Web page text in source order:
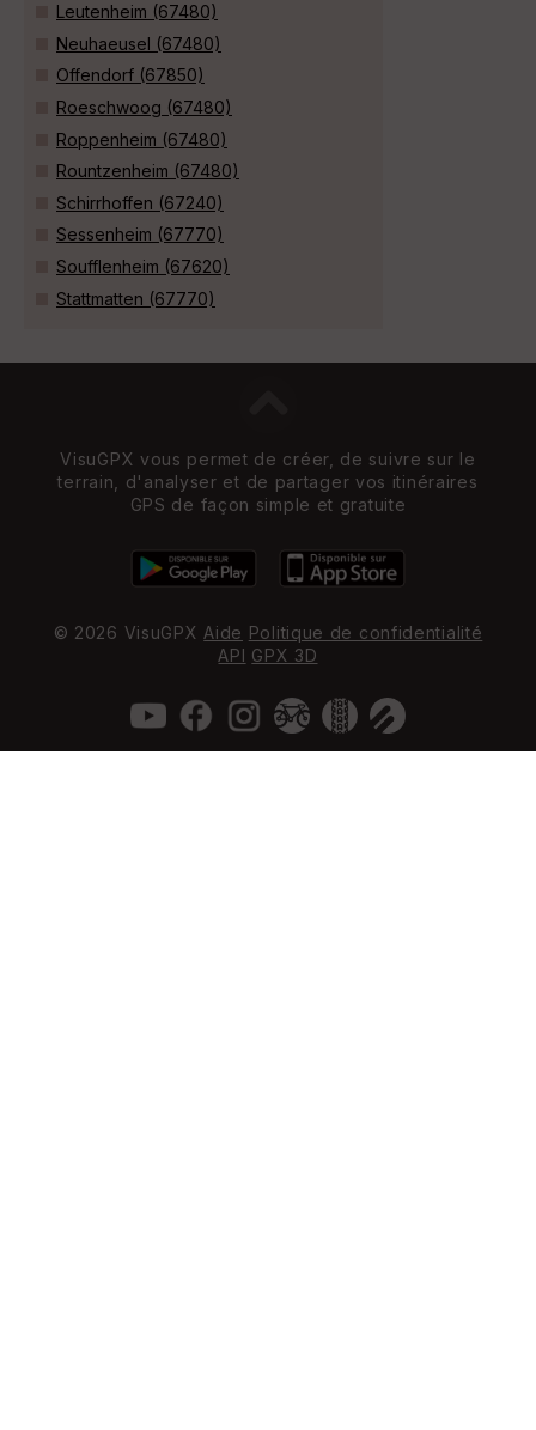
Leutenheim (67480)
Neuhaeusel (67480)
Offendorf (67850)
Roeschwoog (67480)
Roppenheim (67480)
Rountzenheim (67480)
Schirrhoffen (67240)
Sessenheim (67770)
Soufflenheim (67620)
Stattmatten (67770)
VisuGPX vous permet de créer, de suivre sur le
terrain, d'analyser et de partager vos itinéraires
GPS de façon simple et gratuite
© 2026 VisuGPX Aide Politique de confidentialité
API GPX 3D